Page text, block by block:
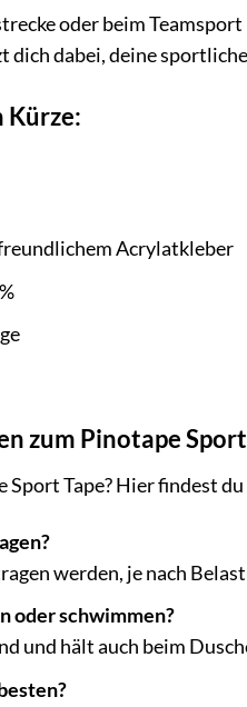
oder beim
dabei, deine
Kürze:
Acrylatkleber
zum Pinotape Sport
Sport Tape? Hier findest
werden, je nach
oder schwimmen?
und hält auch beim